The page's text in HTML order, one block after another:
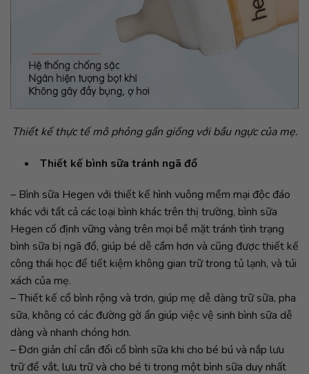
Thiết kế thực tế mô phỏng gần giống với bầu ngực của mẹ.
Thiết kế bình sữa tránh ngã đổ
– Bình sữa Hegen với thiết kế hình vuông mềm mại độc đáo
khác với tất cả các loại bình khác trên thị trường, bình sữa
Hegen cố định vững vàng trên mọi bề mặt tránh tình trạng
bình sữa bị ngã đổ, giúp bé dễ cầm hơn và cũng được thiết kế
công thái học để tiết kiệm không gian trữ trong tủ lạnh, và túi
xách của mẹ.
– Thiết kế cổ bình rộng và trơn, giúp mẹ dễ dàng trữ sữa, pha
sữa, không có các đường gờ ẩn giúp việc vệ sinh bình sữa dễ
dàng và nhanh chóng hơn.
– Đơn giản chỉ cần đổi cổ bình sữa khi cho bé bú và nắp lưu
trữ để vắt, lưu trữ và cho bé ti trong một bình sữa duy nhất